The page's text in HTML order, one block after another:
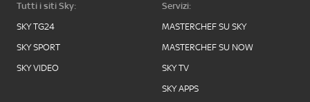
Tutti i siti Sky:
SKY TG24
SKY SPORT
SKY VIDEO
Servizi:
MASTERCHEF SU SKY
MASTERCHEF SU NOW
SKY TV
SKY APPS